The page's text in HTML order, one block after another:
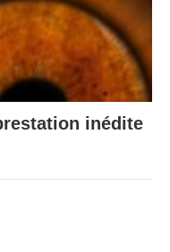
inédite